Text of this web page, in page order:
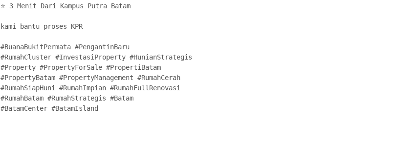
⭐ 3 Menit Dari Kampus Putra Batam
kami bantu proses KPR
#BuanaBukitPermata #PengantinBaru
#RumahCluster #InvestasiProperty #HunianStrategis
#Property #PropertyForSale #PropertiBatam
#PropertyBatam #PropertyManagement #RumahCerah
#RumahSiapHuni #RumahImpian #RumahFullRenovasi
#RumahBatam #RumahStrategis #Batam
#BatamCenter #BatamIsland